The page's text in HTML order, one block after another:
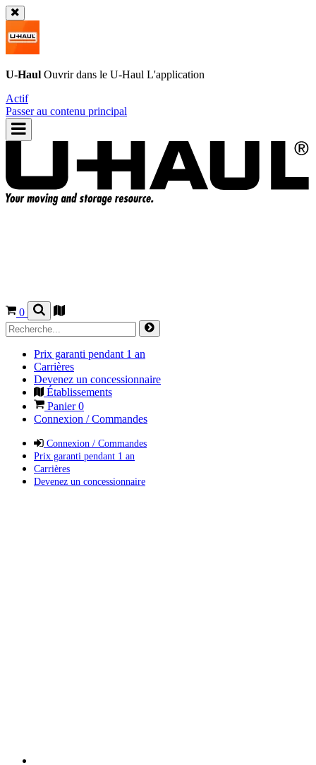
U-Haul Ouvrir dans le U-Haul L'application
Actif
Passer au contenu principal
0
Prix garanti pendant 1 an
Carrières
Devenez un concessionnaire
Établissements
Panier0
Connexion / Commandes
Connexion / Commandes
Prix garanti pendant 1 an
Carrières
Devenez un concessionnaire